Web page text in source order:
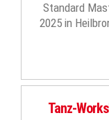
Standard
2025 in
Tanz-